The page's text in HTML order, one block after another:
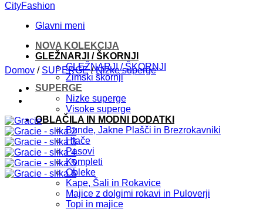
CityFashion
Glavni meni
NOVA KOLEKCIJA
GLEŽNARJI / ŠKORNJI
GLEŽNARJI / ŠKORNJI
Zimski škornji
SUPERGE
Nizke superge
Visoke superge
OBLAČILA IN MODNI DODATKI
Bunde, Jakne Plašči in Brezrokavniki
Hlače
Pasovi
Kompleti
Obleke
Kape, Šali in Rokavice
Majice z dolgimi rokavi in Puloverji
Topi in majice
Domov / SUPERGE / Nizke superge